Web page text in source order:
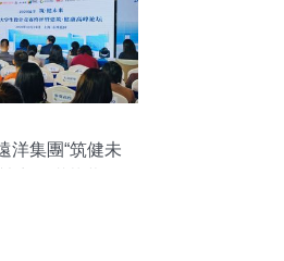
洋集團“筑健未